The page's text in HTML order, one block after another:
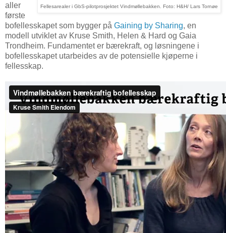
Fellesarealer i GbS-pilotprosjektet Vindmøllebakken. Foto: H&H/ Lars Tornøe
aller
første
bofellesskapet som bygger på Gaining by Sharing, en
modell utviklet av Kruse Smith, Helen & Hard og Gaia
Trondheim. Fundamentet er bærekraft, og løsningene i
bofellesskapet utarbeides av de potensielle kjøperne i
fellesskap.